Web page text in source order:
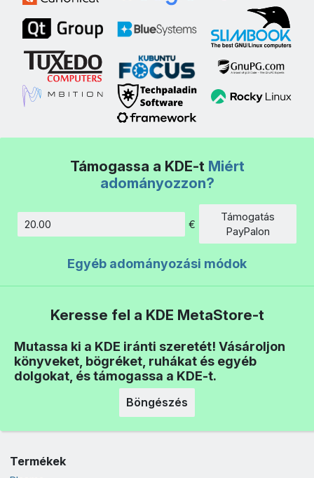
Támogassa a KDE-t Miért
adományozzon?
Összeg
€
Támogatás
PayPalon
Egyéb adományozási módok
Keresse fel a KDE MetaStore-t
Mutassa ki a KDE iránti szeretét! Vásároljon
könyveket, bögréket, ruhákat és egyéb
dolgokat, és támogassa a KDE-t.
Böngészés
Termékek